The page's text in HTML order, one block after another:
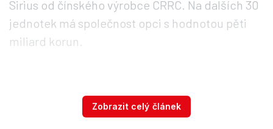
Sirius od čínského výrobce CRRC. Na dalších 30
jednotek má společnost opci s hodnotou pěti
miliard korun.
třesk,“ přibyde hned několik
stanic. Kdy a kde budou?
Zobrazit celý článek